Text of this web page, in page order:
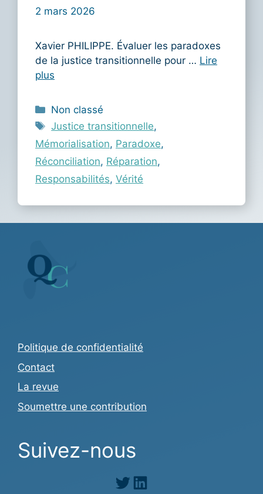
2 mars 2026
Xavier PHILIPPE. Évaluer les paradoxes
de la justice transitionnelle pour … Lire
plus
Catégories
Non classé
Étiquettes
Justice transitionnelle,
Mémorialisation, Paradoxe,
Réconciliation, Réparation,
Responsabilités, Vérité
Politique de confidentialité
Contact
La revue
Soumettre une contribution
Suivez-nous
TwitterLinkedIn